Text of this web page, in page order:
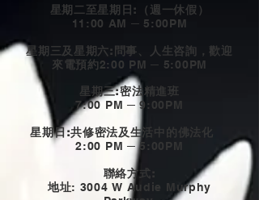
星期二至星期日:（週一休假）
11:00 AM ─ 5:00PM
星期三及星期六:問事、人生咨詢，歡迎
來電預約2:00 PM ─ 5:00PM
星期三:密法精進班
7:00 PM ─ 9:00PM
星期日:共修密法及生活中的佛法化
2:00 PM ─ 5:00PM
聯絡方式:
地址: 3004 W Audie Murphy